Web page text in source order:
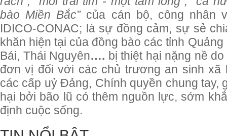
bào Miền Bắc”của cán bộ, công nhân
IDICO-CONAC; là sự đồng cảm, sự sẻ
khăn hiện tại của đồng bào các tỉnh Quảng
Bái, Thái Nguyên…. bị thiệt hại nặng nề
đơn vị đối với các chủ trương an sinh xã
các cấp uỷ Đảng, Chính quyền chung tay,
hại bởi bão lũ có thêm nguồn lực, sớm
định cuộc sống.